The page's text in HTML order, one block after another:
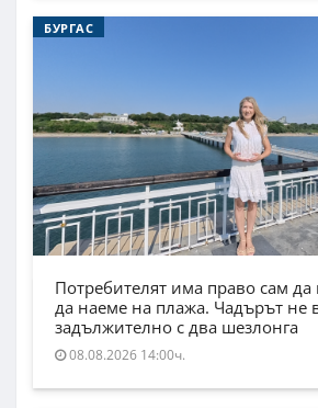
БУРГАС
Потребителят има право сам да
да наеме на плажа. Чадърът не
задължително с два шезлонга
08.08.2026 14:00ч.